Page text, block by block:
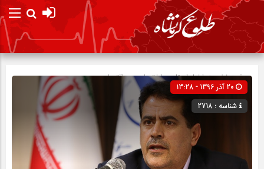
صفحه نخستاخبار استان»اختصاصی»اقتصادی
شناسه : 2718